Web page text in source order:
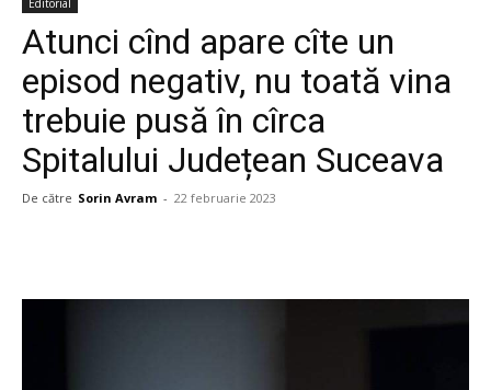
Editorial
Atunci cînd apare cîte un
episod negativ, nu toată vina
trebuie pusă în cîrca
Spitalului Județean Suceava
De către Sorin Avram - 22 februarie 2023